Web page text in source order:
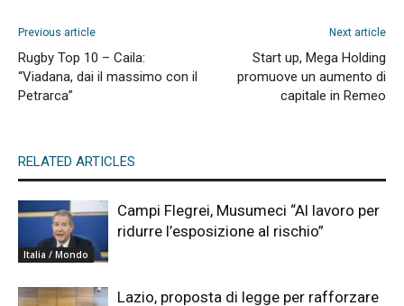
Previous article
Rugby Top 10 – Caila:
“Viadana, dai il massimo con il
Petrarca”
Next article
Start up, Mega Holding
promuove un aumento di
capitale in Remeo
RELATED ARTICLES
Italia / Mondo
Campi Flegrei, Musumeci “Al lavoro per
ridurre l’esposizione al rischio”
Lazio, proposta di legge per rafforzare